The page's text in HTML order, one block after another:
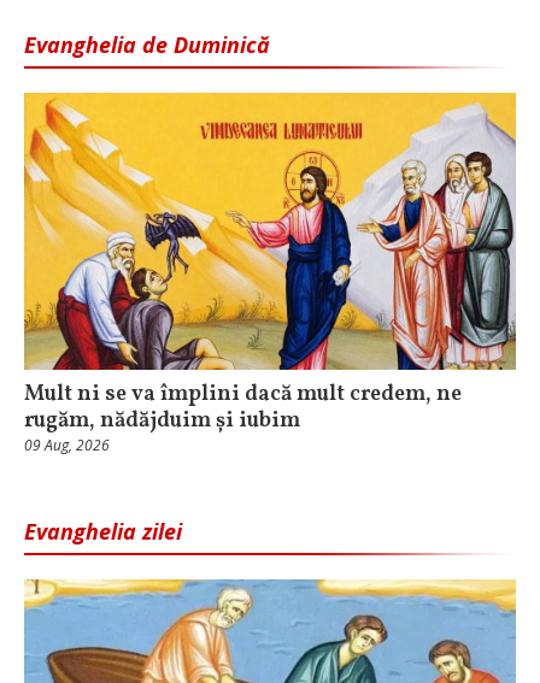
Evanghelia de Duminică
Mult ni se va împlini dacă mult credem, ne
rugăm, nădăjduim și iubim
09 Aug, 2026
Evanghelia zilei